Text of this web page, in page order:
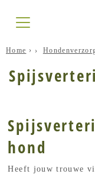
Home ›
hond
Heeft jouw trouwe